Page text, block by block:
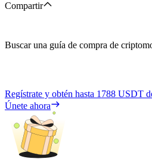
Compartir
Buscar una guía de compra de
Regístrate y obtén hasta 1788 USDT
Únete ahora